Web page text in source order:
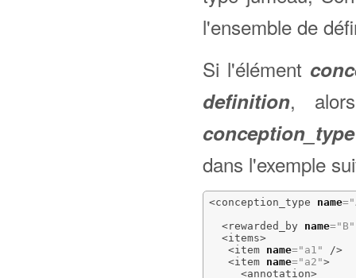
l'ensemble de
Si l'élément
definition,
conception_type
dans l'exemple
<conception_type name=
<rewarded_by
name="B"
<items>
<item
name="a1"
/>
<item
name="a2">
<annotation>